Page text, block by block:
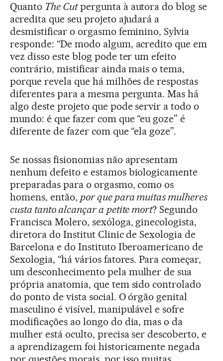
Quanto The Cutpergunta à autora do blog se
acredita que seu projeto ajudará a
desmistificar o orgasmo feminino, Sylvia
responde: “De modo algum, acredito que em
vez disso este blog pode ter um efeito
contrário, mistificar ainda mais o tema,
porque revela que há milhões de respostas
diferentes para a mesma pergunta. Mas há
algo deste projeto que pode servir a todo o
mundo: é que fazer com que “eu goze” é
diferente de fazer com que “ela goze”.
Se nossas fisionomias não apresentam
nenhum defeito e estamos biologicamente
preparadas para o orgasmo, como os
homens, então, por que para muitas mulheres
custa tanto alcançar a petite mort? Segundo
Francisca Molero, sexóloga, ginecologista,
diretora do Institut Clinic de Sexologia de
Barcelona e do Instituto Iberoamericano de
Sexologia, “há vários fatores. Para começar,
um desconhecimento pela mulher de sua
própria anatomia, que tem sido controlado
do ponto de vista social. O órgão genital
masculino é visível, manipulável e sofre
modificações ao longo do dia, mas o da
mulher está oculto, precisa ser descoberto, e
a aprendizagem foi historicamente negada